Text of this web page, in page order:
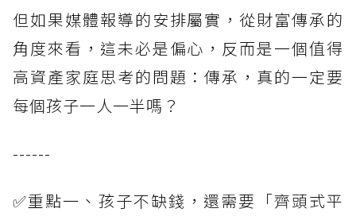
但如果媒體報導的安排屬實，從財富傳承的
角度來看，這未必是偏心，反而是一個值得
高資產家庭思考的問題：傳承，真的一定要
每個孩子一人一半嗎？
------
✅重點一、孩子不缺錢，還需要「齊頭式平